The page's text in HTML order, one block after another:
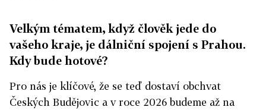
Velkým tématem, když člověk jede do
vašeho kraje, je dálniční spojení s Prahou.
Kdy bude hotové?
Pro nás je klíčové, že se teď dostaví obchvat
Českých Budějovic a v roce 2026 budeme až na